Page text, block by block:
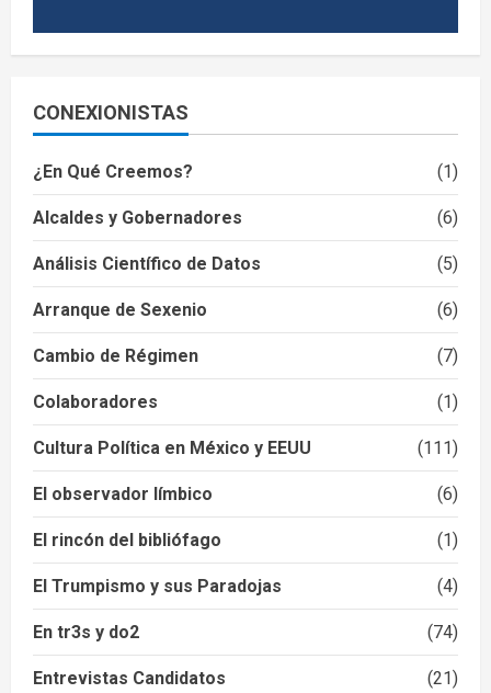
CONEXIONISTAS
¿En Qué Creemos? (1)
Alcaldes y Gobernadores (6)
Análisis Científico de Datos (5)
Arranque de Sexenio (6)
Cambio de Régimen (7)
Colaboradores (1)
Cultura Política en México y EEUU (111)
El observador límbico (6)
El rincón del bibliófago (1)
El Trumpismo y sus Paradojas (4)
En tr3s y do2 (74)
Entrevistas Candidatos (21)